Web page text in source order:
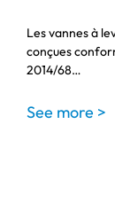
Les vannes à
conçues
2014/68…
See more >